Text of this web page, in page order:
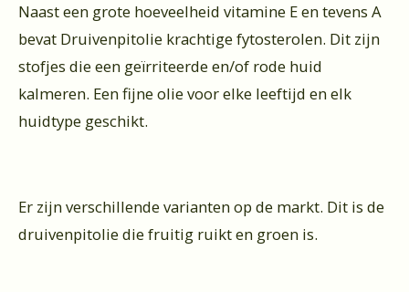
Naast een grote hoeveelheid vitamine E en tevens A
bevat Druivenpitolie krachtige fytosterolen. Dit zijn
stofjes die een geïrriteerde en/of rode huid
kalmeren. Een fijne olie voor elke leeftijd en elk
huidtype geschikt.
Er zijn verschillende varianten op de markt. Dit is de
druivenpitolie die fruitig ruikt en groen is.